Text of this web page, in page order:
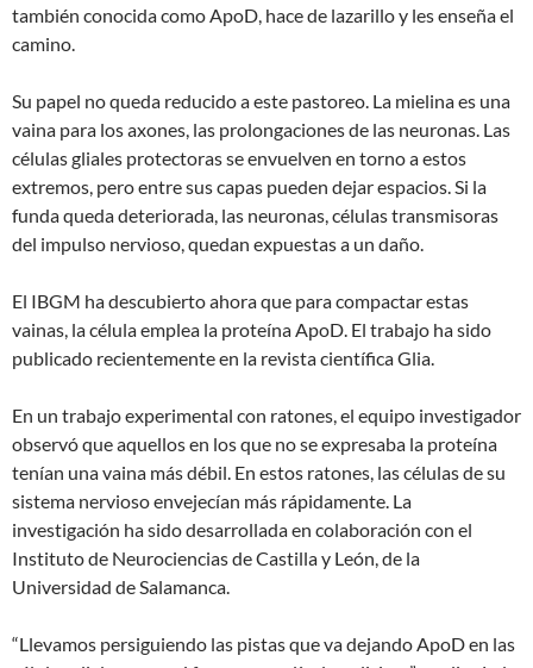
también conocida como ApoD, hace de lazarillo y les enseña el
camino.
Su papel no queda reducido a este pastoreo. La mielina es una
vaina para los axones, las prolongaciones de las neuronas. Las
células gliales protectoras se envuelven en torno a estos
extremos, pero entre sus capas pueden dejar espacios. Si la
funda queda deteriorada, las neuronas, células transmisoras
del impulso nervioso, quedan expuestas a un daño.
El IBGM ha descubierto ahora que para compactar estas
vainas, la célula emplea la proteína ApoD. El trabajo ha sido
publicado recientemente en la revista científica Glia.
En un trabajo experimental con ratones, el equipo investigador
observó que aquellos en los que no se expresaba la proteína
tenían una vaina más débil. En estos ratones, las células de su
sistema nervioso envejecían más rápidamente. La
investigación ha sido desarrollada en colaboración con el
Instituto de Neurociencias de Castilla y León, de la
Universidad de Salamanca.
“Llevamos persiguiendo las pistas que va dejando ApoD en las